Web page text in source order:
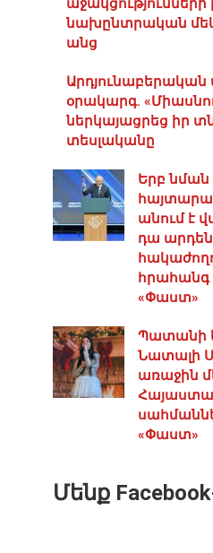
նախընտրական
անց
Արդյունաբերական
օրակարգ․
ներկայացրեց իր
տեսլականը
Երբ նման
անում է
դա արդեն
հրահանգ
«Փաստ»
Պատանի
Նատալի
առաջին
«Փաստ»
Մենք